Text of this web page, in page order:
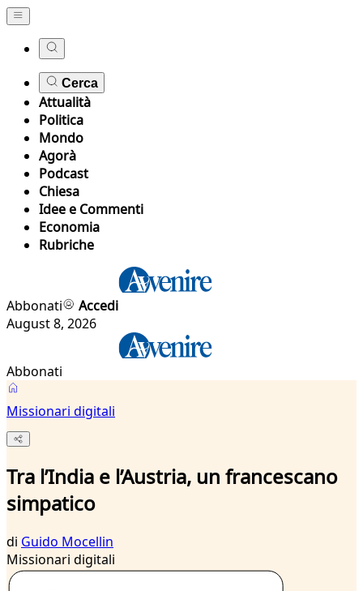
Cerca
Attualità
Politica
Mondo
Agorà
Podcast
Chiesa
Idee e Commenti
Economia
Rubriche
Abbonati
Accedi
August 8, 2026
Abbonati
Missionari digitali
Tra l’India e l’Austria, un francescano
simpatico
di Guido Mocellin
Missionari digitali